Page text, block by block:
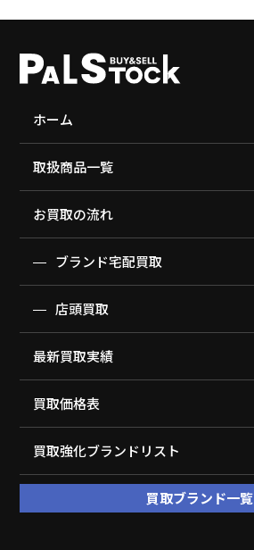
ホーム
取扱商品一覧
お買取の流れ
ブランド宅配買取
店頭買取
最新買取実績
買取価格表
買取強化ブランドリスト
買取ブランド一覧